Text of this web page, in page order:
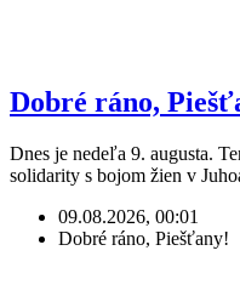
Dobré ráno,
Dnes je nedeľa 9. augusta.
solidarity s bojom žien v
09.08.2026, 00:01
Dobré ráno, Piešťany!